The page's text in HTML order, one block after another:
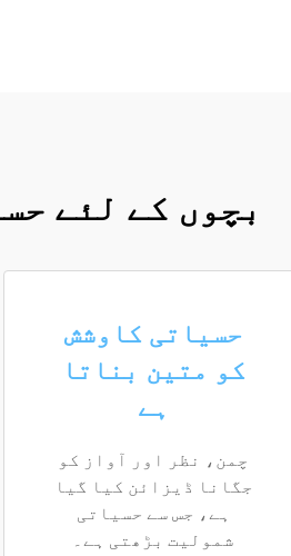
بچوں کے لئے
حسیاتی کاوشش
کو متین بناتا
ہے
چمن، نظر اور آواز کو
جگانا ڈیزائن کیا گیا
ہے، جس سے حسیاتی
شمولیت بڑھتی ہے۔